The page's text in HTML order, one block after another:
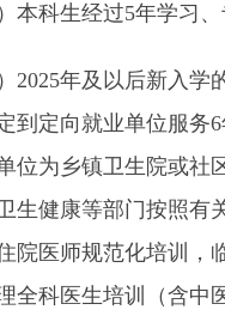
科生经过5年学习、
年及以后新入学的
到定向就业单位服务
位为乡镇卫生院或社
生健康等部门按照有
院医师规范化培训，
全科医生培训（含中